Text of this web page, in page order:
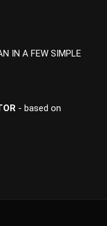
IN A FEW SIMPLE
- based on